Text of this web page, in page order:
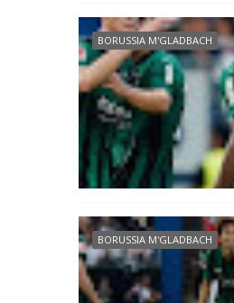
BORUSSIA M'GLADBACH
BORUSSIA M'GLADBACH